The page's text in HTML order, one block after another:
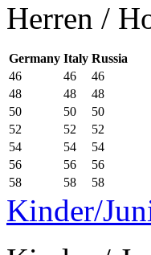
Herren /
Germany Italy Russia
46
46
46
48
48
48
50
50
50
52
52
52
54
54
54
56
56
56
58
58 58
Kinder/